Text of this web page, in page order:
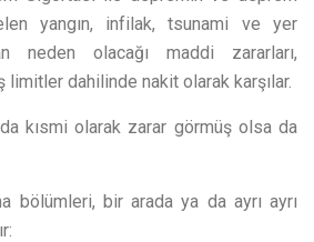
yangın, infilak, tsunami ve yer
neden olacağı maddi zararları,
dahilinde nakit olarak karşılar.
kısmi olarak zarar görmüş olsa da
bölümleri, bir arada ya da ayrı ayrı